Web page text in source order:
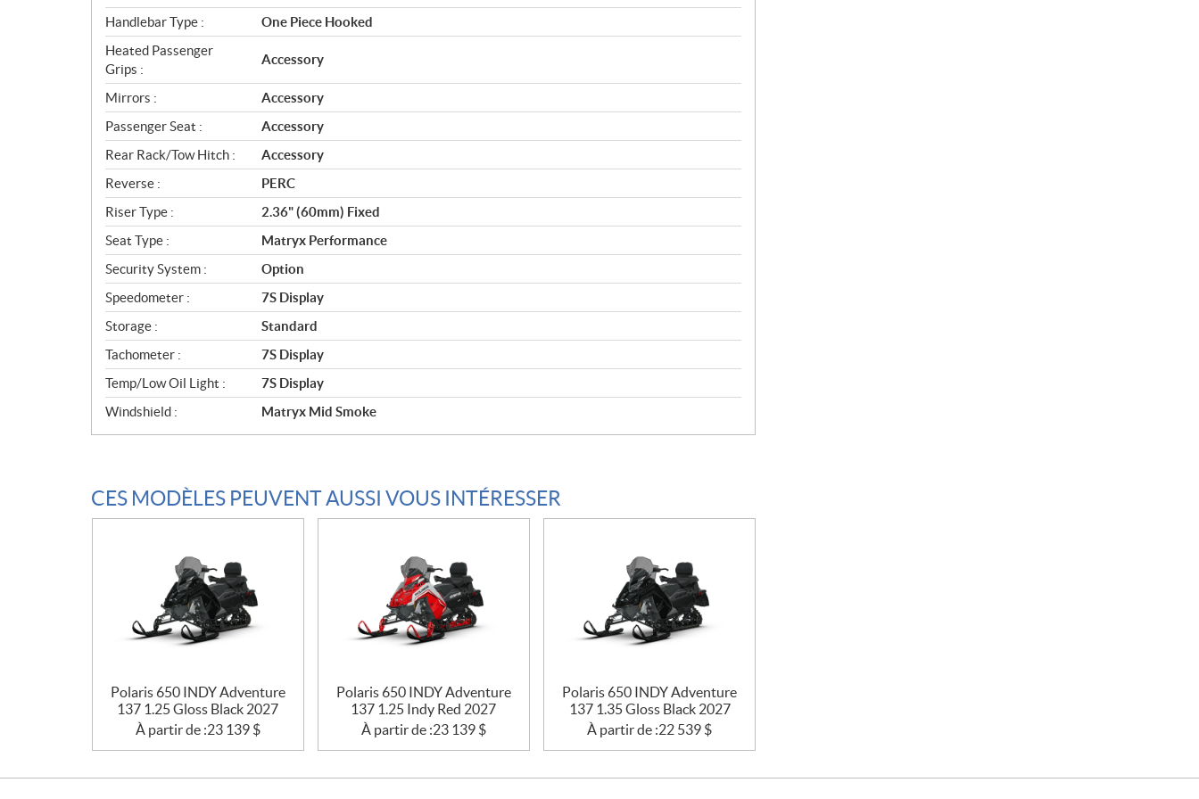
Handlebar Type :
One Piece Hooked
Heated Passenger
Grips :
Accessory
Mirrors :
Accessory
Passenger Seat :
Accessory
Rear Rack/Tow Hitch :
Accessory
Reverse :
PERC
Riser Type :
2.36" (60mm) Fixed
Seat Type :
Matryx Performance
Security System :
Option
Speedometer :
7S Display
Storage :
Standard
Tachometer :
7S Display
Temp/Low Oil Light :
7S Display
Windshield :
Matryx Mid Smoke
CES MODÈLES PEUVENT AUSSI VOUS INTÉRESSER
Polaris 650 INDY Adventure
137 1.25 Gloss Black 2027
À partir de :23 139 $
Polaris 650 INDY Adventure
137 1.25 Indy Red 2027
À partir de :23 139 $
Polaris 650 INDY Adventure
137 1.35 Gloss Black 2027
À partir de :22 539 $